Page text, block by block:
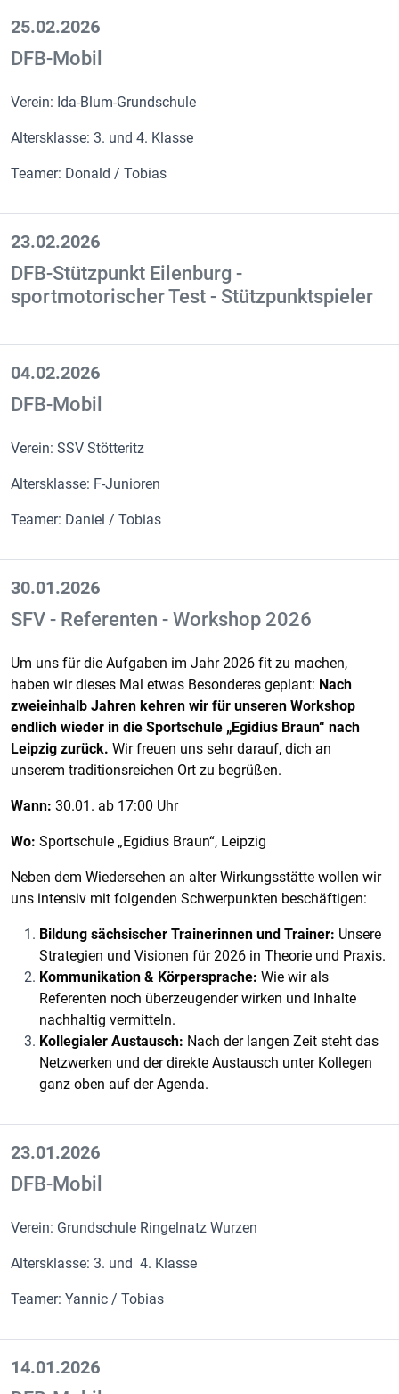
25.02.2026
DFB-Mobil
Verein: Ida-Blum-Grundschule
Altersklasse: 3. und 4. Klasse
Teamer: Donald / Tobias
23.02.2026
DFB-Stützpunkt Eilenburg -
sportmotorischer Test - Stützpunktspieler
04.02.2026
DFB-Mobil
Verein: SSV Stötteritz
Altersklasse: F-Junioren
Teamer: Daniel / Tobias
30.01.2026
SFV - Referenten - Workshop 2026
Um uns für die Aufgaben im Jahr 2026 fit zu machen,
haben wir dieses Mal etwas Besonderes geplant: Nach
zweieinhalb Jahren kehren wir für unseren Workshop
endlich wieder in die Sportschule „Egidius Braun“ nach
Leipzig zurück. Wir freuen uns sehr darauf, dich an
unserem traditionsreichen Ort zu begrüßen.
Wann: 30.01. ab 17:00 Uhr
Wo: Sportschule „Egidius Braun“, Leipzig
Neben dem Wiedersehen an alter Wirkungsstätte wollen wir
uns intensiv mit folgenden Schwerpunkten beschäftigen:
Bildung sächsischer Trainerinnen und Trainer: Unsere
Strategien und Visionen für 2026 in Theorie und Praxis.
Kommunikation & Körpersprache: Wie wir als
Referenten noch überzeugender wirken und Inhalte
nachhaltig vermitteln.
Kollegialer Austausch: Nach der langen Zeit steht das
Netzwerken und der direkte Austausch unter Kollegen
ganz oben auf der Agenda.
23.01.2026
DFB-Mobil
Verein: Grundschule Ringelnatz Wurzen
Altersklasse: 3. und 4. Klasse
Teamer: Yannic / Tobias
14.01.2026